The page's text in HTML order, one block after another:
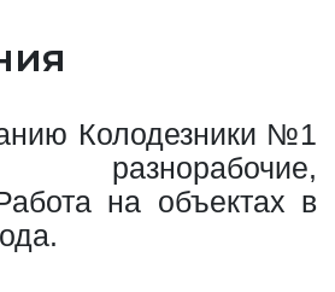
Колодезники №1
разнорабочие,
на объектах в